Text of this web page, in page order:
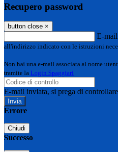
Recupero password
button close ×
E-mail
all'indirizzo indicato con le istruzioni
Non hai una e-mail associata al nome
tramite la Login Spaggiari
E-mail inviata, si prega di
Errore
Chiudi
Successo